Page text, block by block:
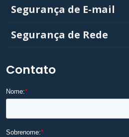
Segurança de E-mail
Segurança de Rede
Contato